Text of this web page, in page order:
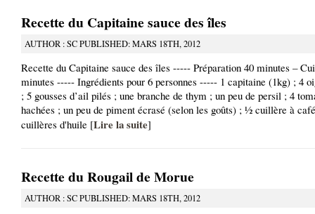
Recette du Capitaine sauce des îles
AUTHOR : SC PUBLISHED: MARS 18TH, 2012
Recette du Capitaine sauce des îles ----- Préparation 40 minutes –
minutes ----- Ingrédients pour 6 personnes ----- 1 capitaine (1kg) ; 4
; 5 gousses d’ail pilés ; une branche de thym ; un peu de persil ; 4
hachées ; un peu de piment écrasé (selon les goûts) ; ½ cuillère à
cuillères d'huile [Lire la suite]
Recette du Rougail de Morue
AUTHOR : SC PUBLISHED: MARS 18TH, 2012